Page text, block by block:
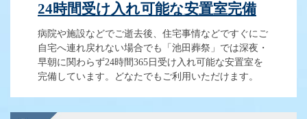
24時間受け入れ可能な安置室完備
病院や施設などでご逝去後、住宅事情などですぐにご
自宅へ連れ戻れない場合でも「池田葬祭」では深夜・
早朝に関わらず24時間365日受け入れ可能な安置室を
完備しています。どなたでもご利用いただけます。